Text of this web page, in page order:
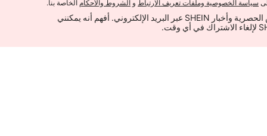
سياسة الخصوصية وملفات تعريف الارتباط و الشروط والأحكام الخاصة بنا.
أود تلقي العروض الحصرية وأخبار SHEIN عبر البريد الإلكتروني. أفهم أنه يمكنني